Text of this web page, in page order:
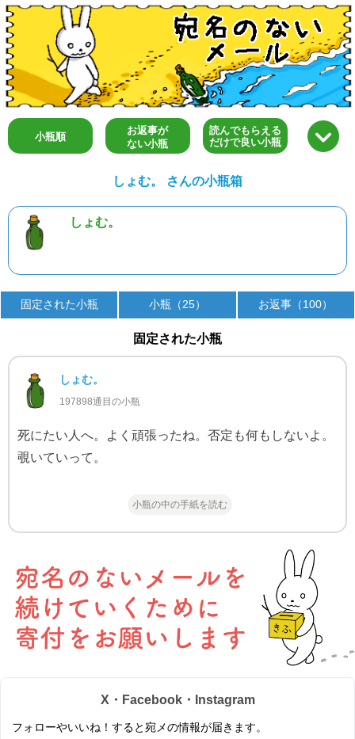
小瓶順
お返事が
ない小瓶
読んでもらえる
だけで良い小瓶
しょむ。 さんの小瓶箱
しょむ。
固定された小瓶 小瓶（25） お返事（100）
固定された小瓶
しょむ。
197898通目の小瓶
死にたい人へ。よく頑張ったね。否定も何もしないよ。
覗いていって。
小瓶の中の手紙を読む
X・Facebook・Instagram
フォローやいいね！すると宛メの情報が届きます。